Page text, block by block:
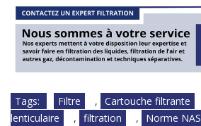
Tags: Filtre , Cartouche filtrante
lenticulaire
, filtration , Norme NAS